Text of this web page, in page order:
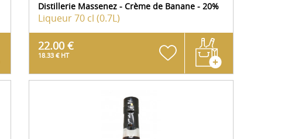
Distillerie Massenez - Crème de Banane - 20%
Liqueur70 cl (0.7L)
22.00 €
18.33 € HT